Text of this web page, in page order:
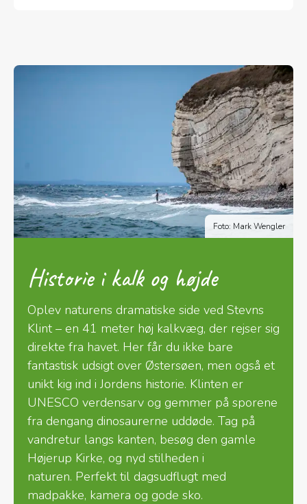
Foto: Mark Wengler
Historie i kalk og højde
Oplev naturens dramatiske side ved Stevns
Klint – en 41 meter høj kalkvæg, der rejser sig
direkte fra havet. Her får du ikke bare
fantastisk udsigt over Østersøen, men også et
unikt kig ind i Jordens historie. Klinten er
UNESCO verdensarv og gemmer på sporene
fra dengang dinosaurerne uddøde. Tag på
vandretur langs kanten, besøg den gamle
Højerup Kirke, og nyd stilheden i
naturen. Perfekt til dagsudflugt med
madpakke, kamera og gode sko.